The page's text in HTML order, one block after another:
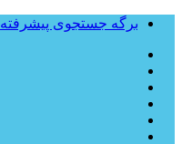
برگه جستجوی پیشرفته